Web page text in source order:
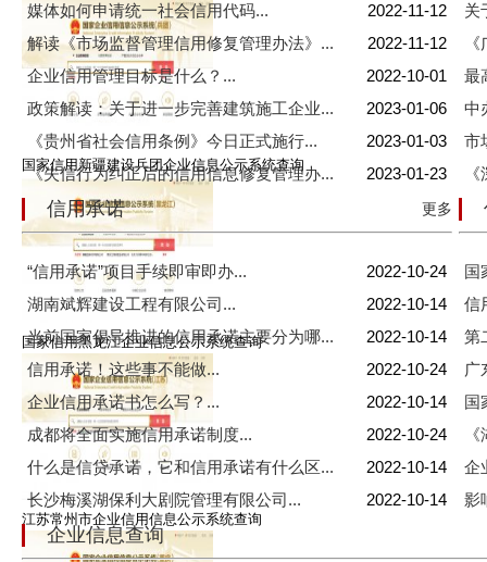
国家信用新疆建设兵团企业信息公示系统查询
国家信用黑龙江企业信息公示系统查询
江苏常州市企业信用信息公示系统查询
媒体如何申请统一社会信用代码...
2022-11-12
解读《市场监督管理信用修复管理办法》...
2022-11-12
企业信用管理目标是什么？...
2022-10-01
政策解读：关于进一步完善建筑施工企业...
2023-01-06
《贵州省社会信用条例》今日正式施行...
2023-01-03
《失信行为纠正后的信用信息修复管理办...
2023-01-23
关
最
中
市
信用承诺 更多
“信用承诺”项目手续即审即办...
2022-10-24
湖南斌辉建设工程有限公司...
2022-10-14
当前国家倡导推进的信用承诺主要分为哪...
2022-10-14
信用承诺！这些事不能做...
2022-10-24
企业信用承诺书怎么写？...
2022-10-14
成都将全面实施信用承诺制度...
2022-10-24
什么是信贷承诺，它和信用承诺有什么区...
2022-10-14
长沙梅溪湖保利大剧院管理有限公司...
2022-10-14
国
信
第
广
国
企
影
企业信息查询